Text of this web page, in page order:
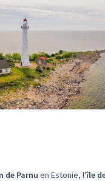
de Parnu en Estonie, l'île